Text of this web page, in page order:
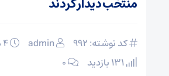
منتخب دیدار کردند
کد نوشته: 992 admin
۰